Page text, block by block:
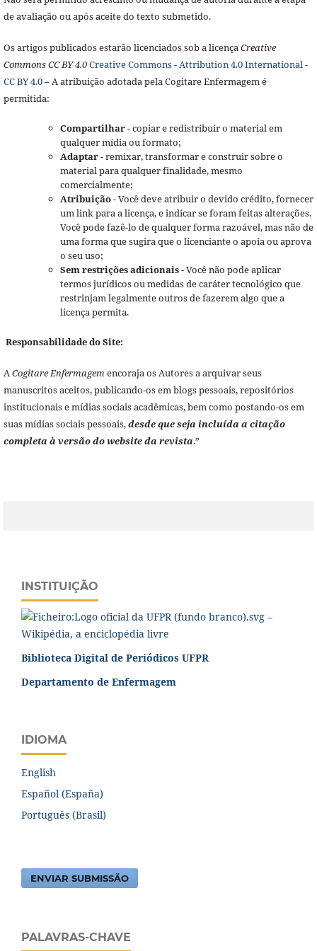
de avaliação ou após aceite do texto submetido.
Os artigos publicados estarão licenciados sob a licençaCreative
Commons CC BY 4.0Creative Commons - Attribution 4.0 International -
CC BY 4.0– A atribuição adotada pela Cogitare Enfermagem é
permitida:
Compartilhar- copiar e redistribuir o material em
qualquer mídia ou formato;
Adaptar- remixar, transformar e construir sobre o
material para qualquer finalidade, mesmo
comercialmente;
Atribuição- Você deve atribuir o devido crédito, fornecer
um link para a licença, e indicar se foram feitas alterações.
Você pode fazê-lo de qualquer forma razoável, mas não de
uma forma que sugira que o licenciante o apoia ou aprova
o seu uso;
Sem restrições adicionais- Você não pode aplicar
termos jurídicos ou medidas de caráter tecnológico que
restrinjam legalmente outros de fazerem algo que a
licença permita.
Responsabilidade do Site:
ACogitare Enfermagemencoraja os Autores a arquivar seus
manuscritos aceitos, publicando-os em blogs pessoais, repositórios
institucionais e mídias sociais acadêmicas, bem como postando-os em
suas mídias sociais pessoais,desde que seja incluída a citação
completa à versão do website da revista.”
INSTITUIÇÃO
Biblioteca Digital de Periódicos UFPR
Departamento de Enfermagem
IDIOMA
English
Español (España)
Português (Brasil)
ENVIAR SUBMISSÃO
PALAVRAS-CHAVE